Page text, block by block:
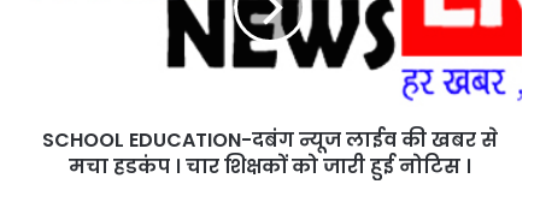
हडकंपSCHOOL EDUCATION-दबंग न्यूज लाईव की खबर से
मचा हडकंप । चार शिक्षकों को जारी हुई नोटिस ।